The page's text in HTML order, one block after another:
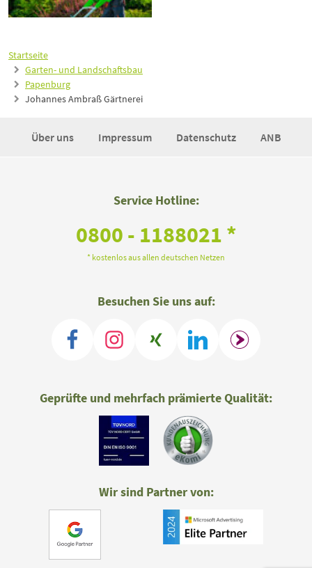
Startseite
Garten- und Landschaftsbau
Papenburg
Johannes Ambraß Gärtnerei
Über uns Impressum Datenschutz ANB
Service Hotline:
0800 - 1188021 *
* kostenlos aus allen deutschen Netzen
Besuchen Sie uns auf:
Geprüfte und mehrfach prämierte Qualität:
Wir sind Partner von: